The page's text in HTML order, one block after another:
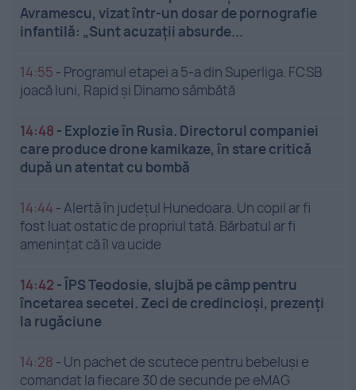
Avramescu, vizat într-un dosar de pornografie
infantilă: „Sunt acuzații absurde...
14:55 - Programul etapei a 5-a din Superliga. FCSB
joacă luni, Rapid și Dinamo sâmbătă
14:48 - Explozie în Rusia. Directorul companiei
care produce drone kamikaze, în stare critică
după un atentat cu bombă
14:44 -Alertă în județul Hunedoara. Un copil ar fi
fost luat ostatic de propriul tată. Bărbatul ar fi
amenințat că îl va ucide
14:42 -ÎPS Teodosie, slujbă pe câmp pentru
încetarea secetei. Zeci de credincioși, prezenți
la rugăciune
14:28 - Un pachet de scutece pentru bebeluși e
comandat la fiecare 30 de secunde pe eMAG